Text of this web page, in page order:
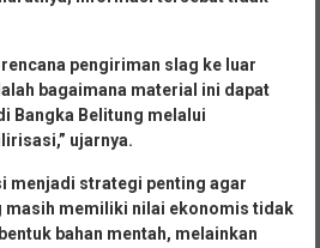
pengiriman slag ke luar
bagaimana material ini dapat
Bangka Belitung melalui
ujarnya.
menjadi strategi penting agar
masih memiliki nilai ekonomis tidak
bahan mentah, melainkan